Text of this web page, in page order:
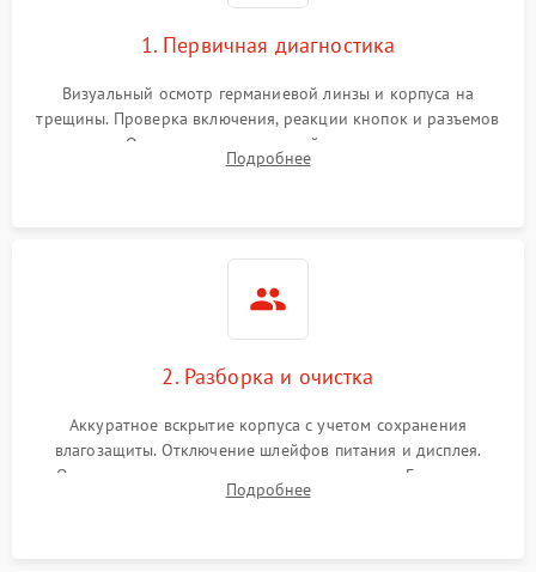
1. Первичная диагностика
Визуальный осмотр германиевой линзы и корпуса на
трещины. Проверка включения, реакции кнопок и разъемов
зарядки. Оценка вывода тепловой сигнатуры на экран,
проверка базовых функций и считывание системных
Подробнее
2. Разборка и очистка
Аккуратное вскрытие корпуса с учетом сохранения
влагозащиты. Отключение шлейфов питания и дисплея.
Очистка внутренних плат от окислов и пыли. Бережная
обработка германиевого объектива специализированными
Подробнее